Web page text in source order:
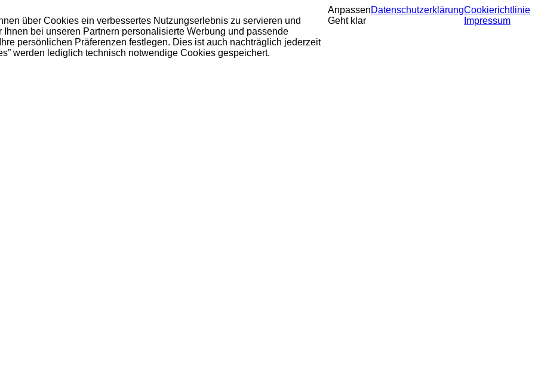
über Cookies ein verbessertes Nutzungserlebnis zu servieren und
bei unseren Partnern personalisierte Werbung und passende
persönlichen Präferenzen festlegen. Dies ist auch nachträglich jederzeit
werden lediglich technisch notwendige Cookies gespeichert.
Anpassen
Geht klar
DatenschutzerklärungCookierichtlinie
Impressum